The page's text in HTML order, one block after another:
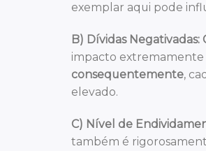
exemplar aqui pode
B) Dívidas
impacto extremamente
consequentemente,
elevado.
C) Nível de
também é